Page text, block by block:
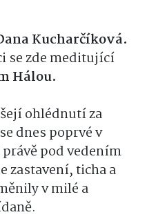
Kucharčíková.
se zde meditující
Hálou.
ohlédnutí za
dnes poprvé v
pod vedením
zastavení, ticha a
v milé a